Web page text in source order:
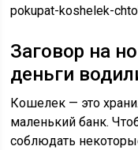
pokupat-koshelek-
Заговор на
деньги
Кошелек — это
маленький банк.
соблюдать